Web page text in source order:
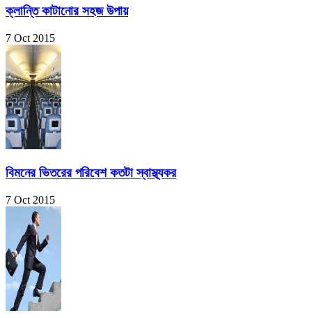
ক্লান্তি কাটানোর সহজ উপায়
7 Oct 2015
বিমনের ভিতরের পরিবেশ কতটা স্বাস্থ্যকর
7 Oct 2015